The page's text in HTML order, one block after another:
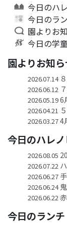
今日のハ
今日のラ
園よりお
今日の学
園よりお知
2026.07.14
2026.06.12
2026.05.196
2026.04.21
2026.03.274
今日のハレノ
2026.08.05
2026.07.22
2026.06.27
2026.06.24
2026.06.22
今日のランチ